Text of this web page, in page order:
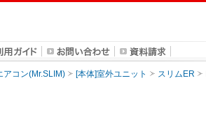
アコン(Mr.SLIM) [本体]室外ユニット スリムER